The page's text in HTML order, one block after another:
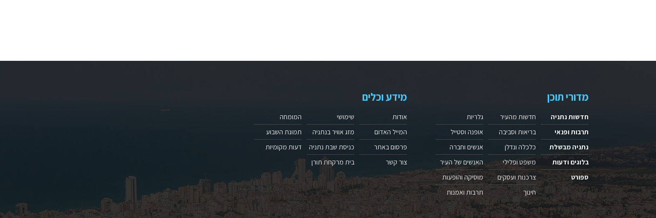
מדורי תוכן
חדשות נתניה
תרבות ופנאי
נתניה מבשלת
בלוגים ודעות
ספורט
חדשות מהעיר
בריאות וסביבה
כלכלה ונדלן
משפט ופלילי
צרכנות ועסקים
חינוך
גלריות
אופנה וסטייל
אנשים וחברה
האנשים של העיר
מוסיקה והופעות
תרבות ואמנות
מידע וכלים
אודות
המייל האדום
פרסום באתר
צור קשר
שימושי
מזג אוויר בנתניה
כניסת שבת נתניה
בית מרקחת תורן
המומחה
תמונת השבוע
דעות מקומיות